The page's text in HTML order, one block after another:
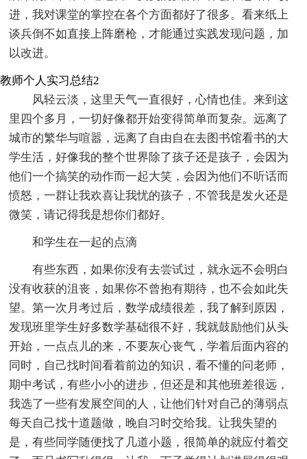
进，我对课堂的掌控在各个方面都好了很多。看来纸上
谈兵倒不如直接上阵磨枪，才能通过实践发现问题，加
以改进。
教师个人实习总结2
风轻云淡，这里天气一直很好，心情也佳。来到这
里四个多月，一切好像都开始变得简单而复杂。远离了
城市的繁华与喧嚣，远离了自由自在去图书馆看书的大
学生活，好像我的整个世界除了孩子还是孩子，会因为
他们一个搞笑的动作而一起大笑，会因为他们不听话而
愤怒，一群让我欢喜让我忧的孩子，不管我是发火还是
微笑，请记得我是想你们都好。
和学生在一起的点滴
有些东西，如果你没有去尝试过，就永远不会明白
没有收获的沮丧，如果你不曾抱有期待，也不会如此失
望。第一次月考过后，数学成绩很差，我了解到原因，
发现班里学生好多数学基础很不好，我就鼓励他们从头
开始，一点点儿的来，不要灰心丧气，学着后面内容的
同时，自己找时间看着前边的知识，看不懂的问老师，
期中考试，有些小小的进步，但还是和其他班差很远，
我选了一些有发展空间的人，让他们针对自己的薄弱点
每天自己找十道题做，晚自习时交给我。让我失望的
是，有些同学随便找了几道小题，很简单的就应付着交